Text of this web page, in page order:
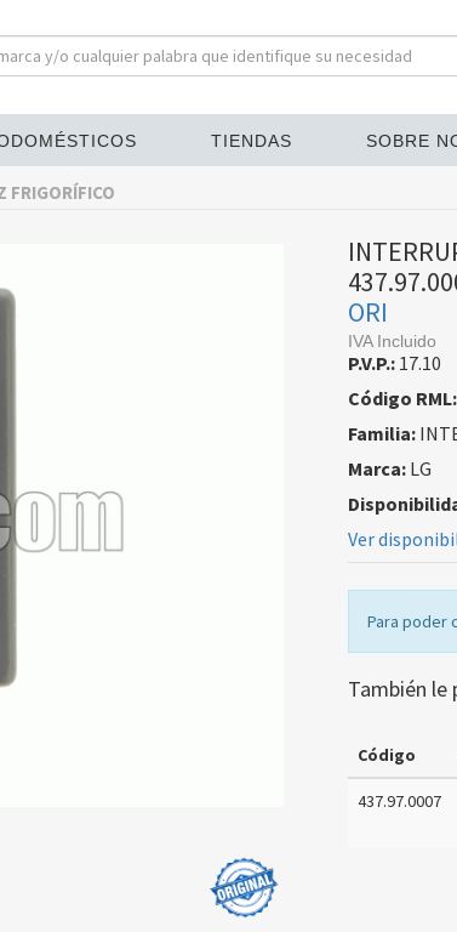
TIENDAS SOBRE
FRIGORÍFICO
ORI
IVA Incluido
P.V.P.: 17.10
Código RML:
Familia:
Marca:LG
Ver
Para poder
También le
Código
437.97.0007